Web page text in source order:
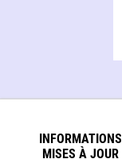
INFORMATIONS
MISES À JOUR